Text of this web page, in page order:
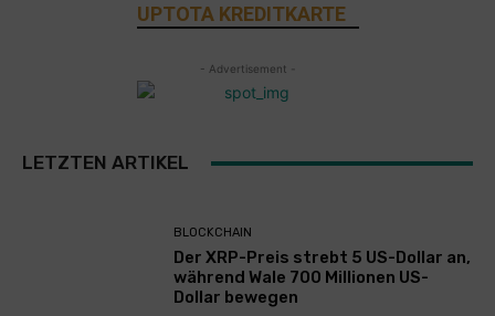
UPTOTA KREDITKARTE
- Advertisement -
LETZTEN ARTIKEL
BLOCKCHAIN
Der XRP-Preis strebt 5 US-Dollar an,
während Wale 700 Millionen US-
Dollar bewegen